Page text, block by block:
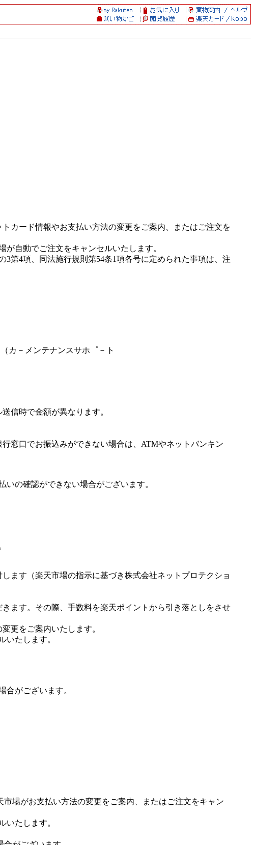
カード情報やお支払い方法の変更をご案内、またはご注文を
自動でご注文をキャンセルいたします。
第4項、同法施行規則第54条1項各号に定められた事項は、注
カ－メンテナンスサホ゜－ト
信時で金額が異なります。
窓口でお振込みができない場合は、ATMやネットバンキン
の確認ができない場合がございます。
ます（楽天市場の指示に基づき株式会社ネットプロテクショ
ます。その際、手数料を楽天ポイントから引き落としをさせ
更をご案内いたします。
いたします。
がございます。
場がお支払い方法の変更をご案内、またはご注文をキャン
いたします。